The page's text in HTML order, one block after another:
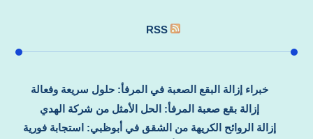
RSS
خبراء إزالة البقع الصعبة في المرفأ: حلول سريعة وفعالة
إزالة بقع صعبة المرفأ: الحل الأمثل من شركة الهدي
إزالة الروائح الكريهة من الشقق في أبوظبي: استجابة فورية